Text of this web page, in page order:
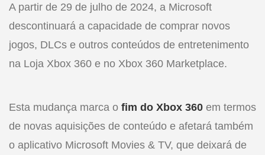
A partir de 29 de julho de 2024, a Microsoft
descontinuará a capacidade de comprar novos
jogos, DLCs e outros conteúdos de entretenimento
na Loja Xbox 360 e no Xbox 360 Marketplace.
Esta mudança marca o fim do Xbox 360 em termos
de novas aquisições de conteúdo e afetará também
o aplicativo Microsoft Movies & TV, que deixará de